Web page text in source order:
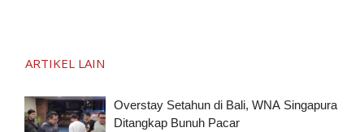
ARTIKEL LAIN
Overstay Setahun di Bali, WNA Singapura
Ditangkap Bunuh Pacar